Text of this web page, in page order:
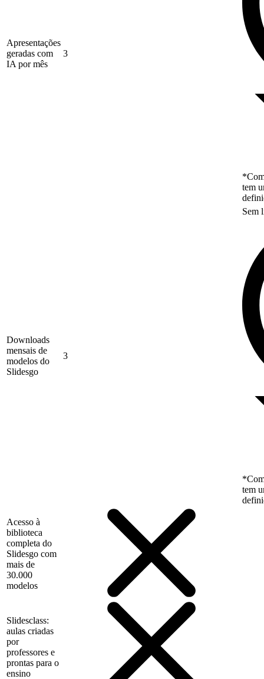
Apresentações
geradas com
IA por mês
3
tem
Downloads
mensais de
modelos do
Slidesgo
3
Sem
tem
Acesso à
biblioteca
completa do
Slidesgo com
mais de
30.000
modelos
Slidesclass:
aulas criadas
por
professores e
prontas para o
ensino